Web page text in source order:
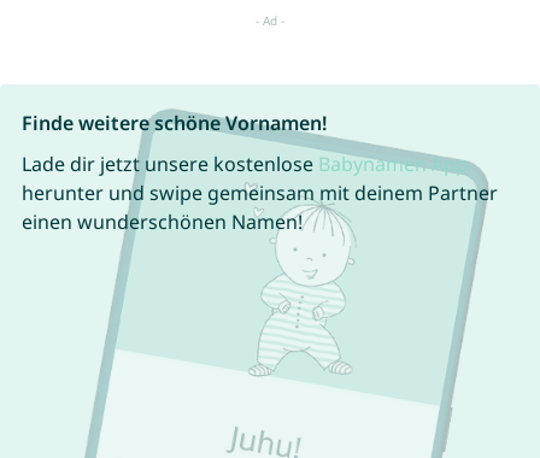
Finde weitere schöne Vornamen!
Lade dir jetzt unsere kostenlose Babynamen App
herunter und swipe gemeinsam mit deinem Partner
einen wunderschönen Namen!